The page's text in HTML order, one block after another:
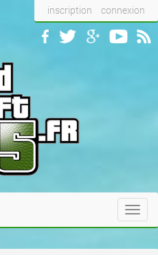
inscription connexion